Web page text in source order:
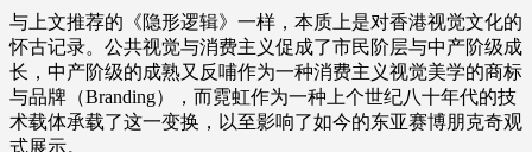
与上文推荐的《隐形逻辑》一样，本质上是对香港视觉文化的
怀古记录。公共视觉与消费主义促成了市民阶层与中产阶级成
长，中产阶级的成熟又反哺作为一种消费主义视觉美学的商标
与品牌（Branding），而霓虹作为一种上个世纪八十年代的技
术载体承载了这一变换，以至影响了如今的东亚赛博朋克奇观
式展示。